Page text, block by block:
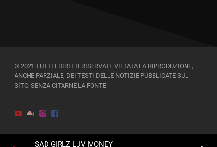
SAD GIRLZ LUV MONEY
© 2021 TUTTI I DIRITTI RISERVATI. VIETATA LA RIPRODUZIONE,
ANCHE PARZIALE, DEI TESTI DELLE NOTIZIE PUBBLICATE SUL
SITO, SENZA CITARNE LA FONTE